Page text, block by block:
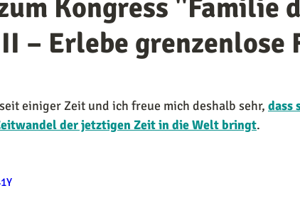
Kongress "Familie
– Erlebe grenzenlose
einiger Zeit und ich freue mich deshalb sehr, dass
der jetztigen Zeit in die Welt bringt.